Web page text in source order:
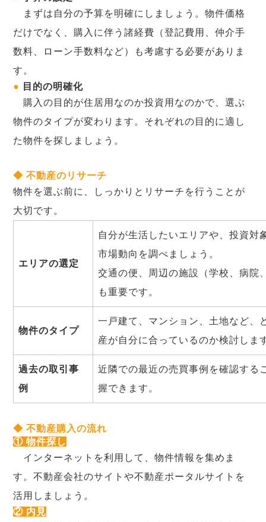
まずは自分の予算を明確にしましょう。物件価格
だけでなく、購入に伴う諸経費（登記費用、仲介手
数料、ローン手数料など）も考慮する必要がありま
す。
●
目的の明確化
購入の目的が住居用なのか投資用なのかで、選ぶ
物件のタイプが変わります。それぞれの目的に適し
た物件を探しましょう。
◆ 不動産のリサーチ
物件を選ぶ前に、しっかりとリサーチを行うことが
大切です。
エリアの選定
自分が生活したいエリアや、投資対
市場動向を調べましょう。
交通の便、周辺の施設（学校、病院
も重要です。
物件のタイプ
一戸建て、マンション、土地など、
産が自分に合っているのか検討しま
過去の取引事
例
近隣での最近の売買事例を確認する
握できます。
◆ 不動産購入の流れ
① 物件探し
インターネットを利用して、物件情報を集めま
す。不動産会社のサイトや不動産ポータルサイトを
活用しましょう。
② 内見